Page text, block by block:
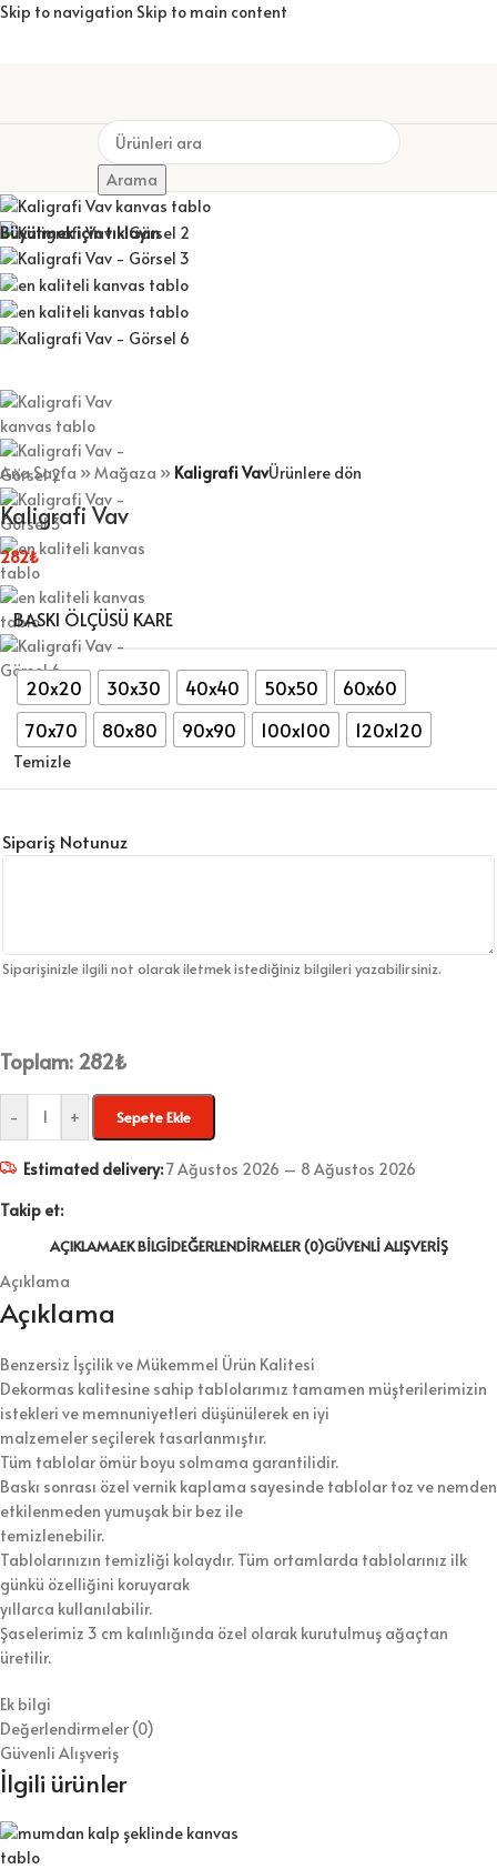
Skip to navigation Skip to main content
Arama
Büyütmek için tıklayın
Ana Sayfa »Mağaza » Kaligrafi VavÜrünlere dön
Kaligrafi Vav
282₺
BASKI ÖLÇÜSÜ KARE
20x20 30x30 40x40 50x50
60x60
70x70
80x80 90x90 100x100 120x120
Temizle
Sipariş Notunuz
Siparişinizle ilgili not olarak iletmek istediğiniz bilgileri yazabilirsiniz.
Toplam: 282₺
- + Sepete Ekle
Estimated delivery:7 Ağustos 2026 – 8 Ağustos 2026
Takip et:
AÇIKLAMAEK BILGIDEĞERLENDIRMELER (0)GÜVENLI ALIŞVERIŞ
Açıklama
Açıklama
Benzersiz İşçilik ve Mükemmel Ürün Kalitesi
Dekormas kalitesine sahip tablolarımız tamamen müşterilerimizin
istekleri ve memnuniyetleri düşünülerek en iyi
malzemeler seçilerek tasarlanmıştır.
Tüm tablolar ömür boyu solmama garantilidir.
Baskı sonrası özel vernik kaplama sayesinde tablolar toz ve nemden
etkilenmeden yumuşak bir bez ile
temizlenebilir.
Tablolarınızın temizliği kolaydır. Tüm ortamlarda tablolarınız ilk
günkü özelliğini koruyarak
yıllarca kullanılabilir.
Şaselerimiz 3 cm kalınlığında özel olarak kurutulmuş ağaçtan
üretilir.
Ek bilgi
Değerlendirmeler (0)
Güvenli Alışveriş
İlgili ürünler